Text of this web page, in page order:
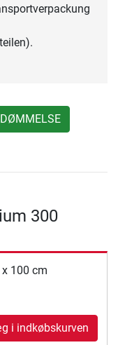
300
100 cm
i indkøbskurven